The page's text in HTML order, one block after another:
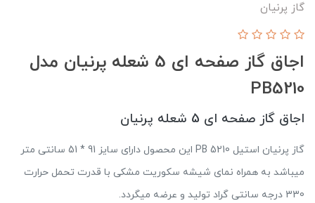
گاز پرنیان
اجاق گاز صفحه ای 5 شعله پرنیان مدل
PB5210
اجاق گاز صفحه ای 5 شعله پرنیان
گاز پرنیان استیل PB 5210 این محصول دارای سایز 91 * 51 سانتی متر
میباشد به همراه نمای شیشه سکوریت مشکی با قدرت تحمل حرارت
330 درجه سانتی گراد تولید و عرضه میگردد.